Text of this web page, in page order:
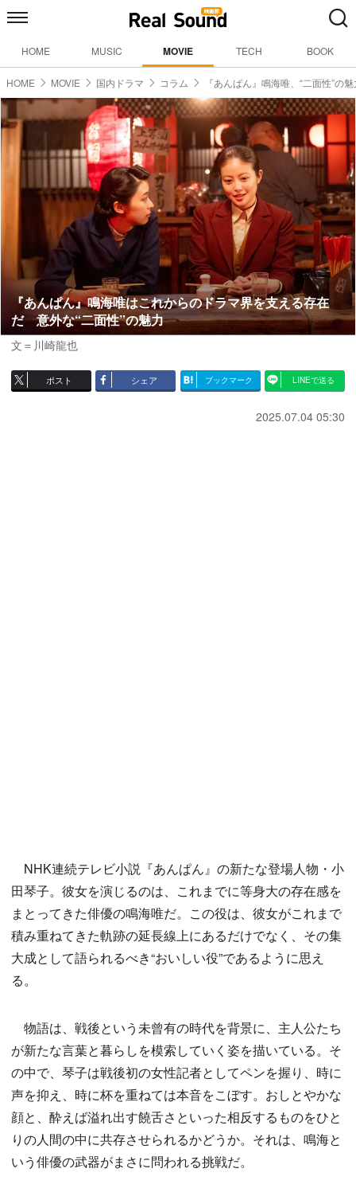
HOME MUSIC MOVIE TECH BOOK
HOME MOVIE 国内ドラマ コラム 『あんぱん』鳴海唯、“二面性”の
『あんぱん』鳴海唯はこれからのドラマ界を支える存在
だ 意外な“二面性”の魅力
文＝川崎龍也
ポスト シェア ブックマーク LINEで送る
2025.07.04 05:30
NHK連続テレビ小説『あんぱん』の新たな登場人物・小
田琴子。彼女を演じるのは、これまでに等身大の存在感を
まとってきた俳優の鳴海唯だ。この役は、彼女がこれまで
積み重ねてきた軌跡の延長線上にあるだけでなく、その集
大成として語られるべき“おいしい役”であるように思え
る。
物語は、戦後という未曾有の時代を背景に、主人公たち
が新たな言葉と暮らしを模索していく姿を描いている。そ
の中で、琴子は戦後初の女性記者としてペンを握り、時に
声を抑え、時に杯を重ねては本音をこぼす。おしとやかな
顔と、酔えば溢れ出す饒舌さといった相反するものをひと
りの人間の中に共存させられるかどうか。それは、鳴海と
いう俳優の武器がまさに問われる挑戦だ。